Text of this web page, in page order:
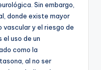
Sin embargo,
donde existe mayor
y el riesgo de
el uso de un
como la
al no ser